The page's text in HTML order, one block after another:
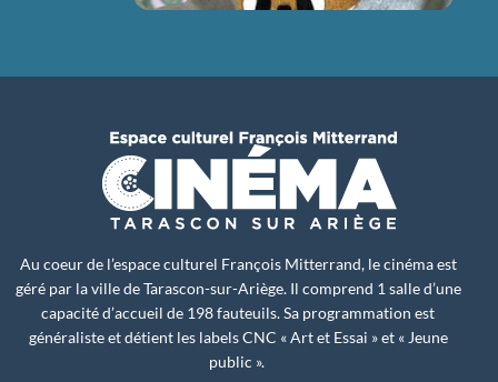
Au coeur de l’espace culturel François Mitterrand, le cinéma est
géré par la ville de Tarascon-sur-Ariège. Il comprend 1 salle d’une
capacité d’accueil de 198 fauteuils. Sa programmation est
généraliste et détient les labels CNC « Art et Essai » et « Jeune
public ».